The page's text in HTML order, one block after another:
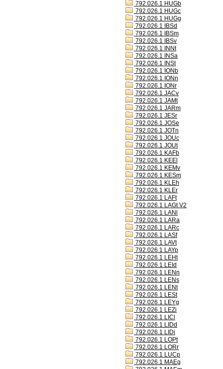
792.026.1 HUGb
792.026.1 HUGc
792.026.1 HUGg
792.026.1 IBSd
792.026.1 IBSm
792.026.1 IBSv
792.026.1 INNt
792.026.1 INSa
792.026.1 INSt
792.026.1 IONb
792.026.1 IONn
792.026.1 IONr
792.026.1 JACv
792.026.1 JAMt
792.026.1 JARm
792.026.1 JESr
792.026.1 JOSe
792.026.1 JOTn
792.026.1 JOUc
792.026.1 JOUt
792.026.1 KAFb
792.026.1 KEEl
792.026.1 KEMv
792.026.1 KESm
792.026.1 KLEh
792.026.1 KLEr
792.026.1 LAFt
792.026.1 LAGt V2
792.026.1 LANl
792.026.1 LARa
792.026.1 LARc
792.026.1 LASf
792.026.1 LAVt
792.026.1 LAYp
792.026.1 LEHt
792.026.1 LEId
792.026.1 LENn
792.026.1 LENs
792.026.1 LENt
792.026.1 LESt
792.026.1 LEYg
792.026.1 LEZi
792.026.1 LICl
792.026.1 LIDd
792.026.1 LIDi
792.026.1 LOPt
792.026.1 LORr
792.026.1 LUCp
792.026.1 MAEg